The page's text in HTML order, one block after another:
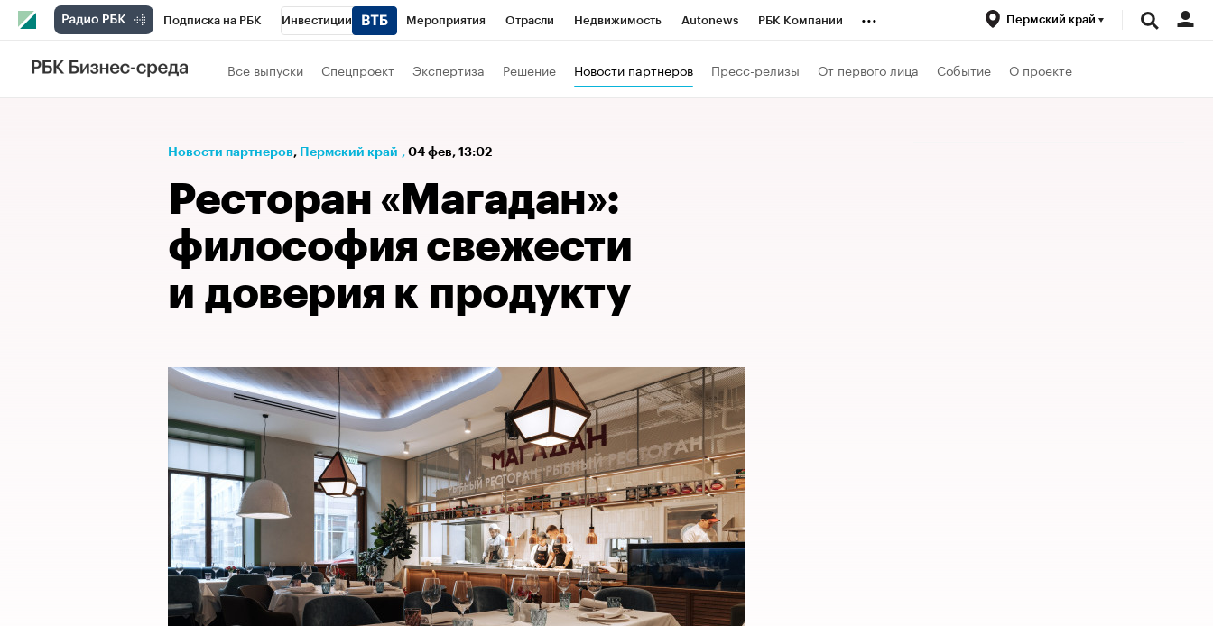
Подписка на РБК Инвестиции Мероприятия Отрасли Недвижимость Autonews РБК Компании
Телеканал
Спецпроекты Политика
Рынок наличной валюты
... Пермский край
Все выпуски Спецпроект Экспертиза Решение Новости партнеров Пресс-релизы От первого лица Событие О проекте
Новости партнеров⁠, Пермский край , 04 фев, 13:02
Ресторан «Магадан»:
философия свежести
и доверия к продукту